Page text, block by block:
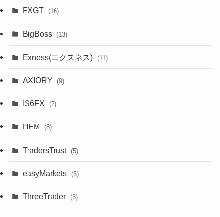
FXGT (16)
BigBoss (13)
Exness(エクスネス) (11)
AXIORY (9)
IS6FX (7)
HFM (8)
TradersTrust (5)
easyMarkets (5)
ThreeTrader (3)